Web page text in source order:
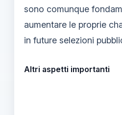
sono comunque
aumentare le proprie
in future selezioni
Altri aspetti importanti